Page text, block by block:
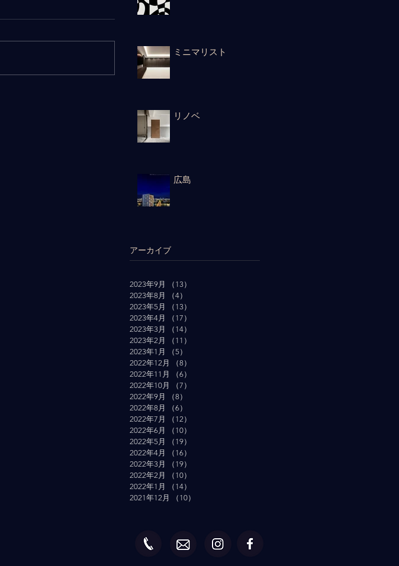
ミニマリスト
リノベ
広島
アーカイブ
2023年9月 （13）
2023年8月
（4）
2023年5月
（13）
2023年4月
（17）
2023年3月
（14）
2023年2月
（11）
2023年1月
（5）
2022年12月
（8）
2022年11月
（6）
2022年10月
（7）
2022年9月
（8）
2022年8月
（6）
2022年7月
（12）
2022年6月
（10）
2022年5月
（19）
2022年4月
（16）
2022年3月
（19）
2022年2月
（10）
2022年1月
（14）
2021年12月
（10）